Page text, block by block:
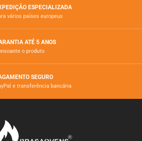
ESPECIALIZADA
vários paí­ses europeus
ATÉ 5 ANOS
o produto
SEGURO
e transferência bancária